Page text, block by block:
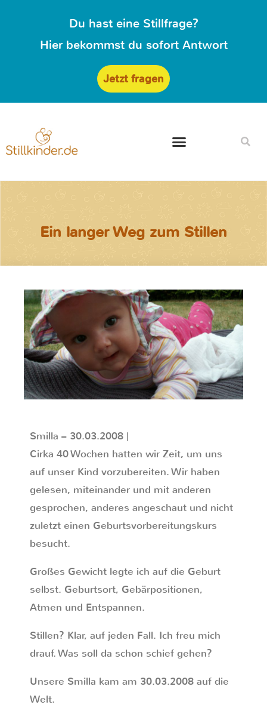
Du hast eine Stillfrage?
Hier bekommst du sofort Antwort
Jetzt fragen
Ein langer Weg zum Stillen
Smilla – 30.03.2008 |
Cirka 40 Wochen hatten wir Zeit, um uns
auf unser Kind vorzubereiten. Wir haben
gelesen, miteinander und mit anderen
gesprochen, anderes angeschaut und nicht
zuletzt einen Geburtsvorbereitungskurs
besucht.
Großes Gewicht legte ich auf die Geburt
selbst. Geburtsort, Gebärpositionen,
Atmen und Entspannen.
Stillen? Klar, auf jeden Fall. Ich freu mich
drauf. Was soll da schon schief gehen?
Unsere Smilla kam am 30.03.2008 auf die
Welt.